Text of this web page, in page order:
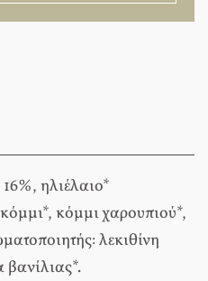
ηλιέλαιο*
κόμμι χαρουπιού*,
λεκιθίνη